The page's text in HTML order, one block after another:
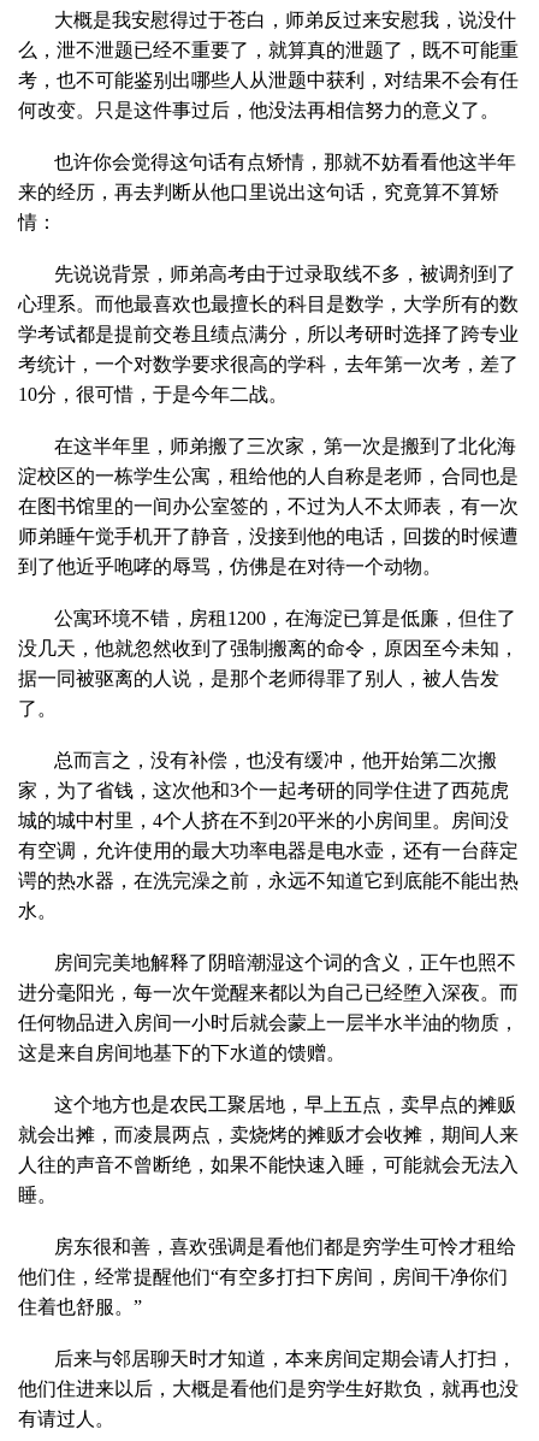
大概是我安慰得过于苍白，师弟反过来安慰我，说没什
么，泄不泄题已经不重要了，就算真的泄题了，既不可能重
考，也不可能鉴别出哪些人从泄题中获利，对结果不会有任
何改变。只是这件事过后，他没法再相信努力的意义了。
也许你会觉得这句话有点矫情，那就不妨看看他这半年
来的经历，再去判断从他口里说出这句话，究竟算不算矫
情：
先说说背景，师弟高考由于过录取线不多，被调剂到了
心理系。而他最喜欢也最擅长的科目是数学，大学所有的数
学考试都是提前交卷且绩点满分，所以考研时选择了跨专业
考统计，一个对数学要求很高的学科，去年第一次考，差了
10分，很可惜，于是今年二战。
在这半年里，师弟搬了三次家，第一次是搬到了北化海
淀校区的一栋学生公寓，租给他的人自称是老师，合同也是
在图书馆里的一间办公室签的，不过为人不太师表，有一次
师弟睡午觉手机开了静音，没接到他的电话，回拨的时候遭
到了他近乎咆哮的辱骂，仿佛是在对待一个动物。
公寓环境不错，房租1200，在海淀已算是低廉，但住了
没几天，他就忽然收到了强制搬离的命令，原因至今未知，
据一同被驱离的人说，是那个老师得罪了别人，被人告发
了。
总而言之，没有补偿，也没有缓冲，他开始第二次搬
家，为了省钱，这次他和3个一起考研的同学住进了西苑虎
城的城中村里，4个人挤在不到20平米的小房间里。房间没
有空调，允许使用的最大功率电器是电水壶，还有一台薛定
谔的热水器，在洗完澡之前，永远不知道它到底能不能出热
水。
房间完美地解释了阴暗潮湿这个词的含义，正午也照不
进分毫阳光，每一次午觉醒来都以为自己已经堕入深夜。而
任何物品进入房间一小时后就会蒙上一层半水半油的物质，
这是来自房间地基下的下水道的馈赠。
这个地方也是农民工聚居地，早上五点，卖早点的摊贩
就会出摊，而凌晨两点，卖烧烤的摊贩才会收摊，期间人来
人往的声音不曾断绝，如果不能快速入睡，可能就会无法入
睡。
房东很和善，喜欢强调是看他们都是穷学生可怜才租给
他们住，经常提醒他们“有空多打扫下房间，房间干净你们
住着也舒服。”
后来与邻居聊天时才知道，本来房间定期会请人打扫，
他们住进来以后，大概是看他们是穷学生好欺负，就再也没
有请过人。